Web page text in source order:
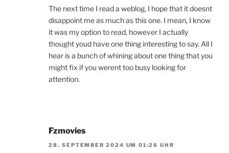
The next time I read a weblog, I hope that it doesnt
disappoint me as much as this one. I mean, I know
it was my option to read, however I actually
thought youd have one thing interesting to say. All I
hear is a bunch of whining about one thing that you
might fix if you werent too busy looking for
attention.
Fzmovies
28. SEPTEMBER 2024 UM 01:26 UHR